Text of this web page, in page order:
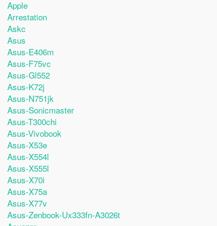
Apple
Arrestation
Askc
Asus
Asus-E406m
Asus-F75vc
Asus-Gl552
Asus-K72j
Asus-N751jk
Asus-Sonicmaster
Asus-T300chi
Asus-Vivobook
Asus-X53e
Asus-X554l
Asus-X555l
Asus-X70i
Asus-X75a
Asus-X77v
Asus-Zenbook-Ux333fn-A3026t